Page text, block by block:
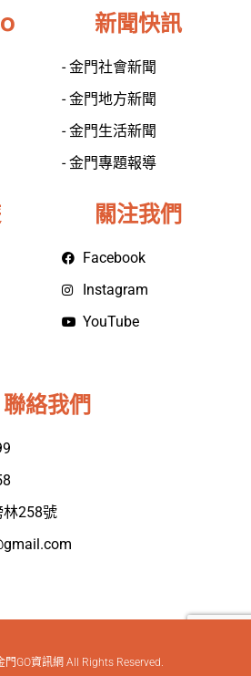
新聞快訊
- 金門社會新聞
- 金門地方新聞
- 金門生活新聞
- 金門專題報導
關注我們
Facebook
Instagram
YouTube
聯絡我們
258號
GO資訊網 All Rights Reserved.